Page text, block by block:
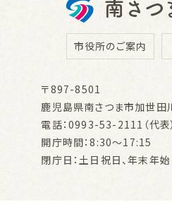
市役所のご案内
〒897-8501
鹿児島県南さつま市加世
電話：0993-53-2111（代表）
開庁時間：8:30～17:15
閉庁日：土日祝日、年末年